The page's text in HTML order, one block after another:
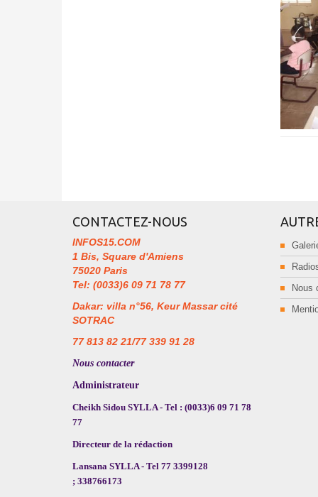
CONTACTEZ-NOUS
INFOS15.COM
1 Bis, Square d'Amiens
75020 Paris
Tel: (0033)6 09 71 78 77
Dakar: villa n°56, Keur Massar cité
SOTRAC
77 813 82 21/77 339 91 28
Nous contacter
Administrateur
Cheikh Sidou SYLLA - Tel : (0033)6 09 71 78
77
Directeur de la rédaction
Lansana SYLLA - Tel 77 3399128
; 338766173
Nous